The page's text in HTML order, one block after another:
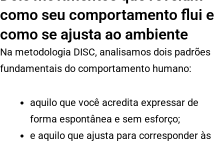
como seu comportamento flui e
como se ajusta ao ambiente
Na metodologia DISC, analisamos dois padrões
fundamentais do comportamento humano:
aquilo que você acredita expressar de
forma espontânea e sem esforço;
e aquilo que ajusta para corresponder às